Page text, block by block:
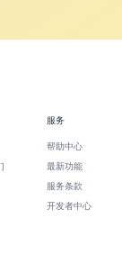
服务
帮助中心
最新功能
服务条款
开发者中心